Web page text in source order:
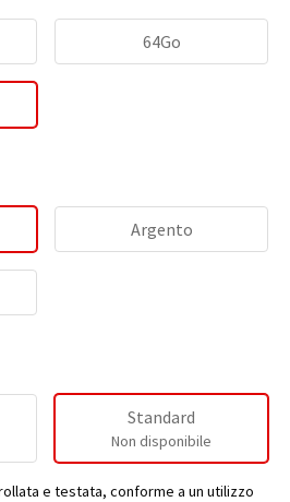
64Go
Argento
Standard
Non disponibile
e testata, conforme a un utilizzo